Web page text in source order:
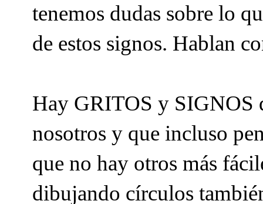
tenemos dudas sobre lo
de estos signos. Hablan
Hay GRITOS y SIGNOS
nosotros y que incluso
que no hay otros más
dibujando círculos